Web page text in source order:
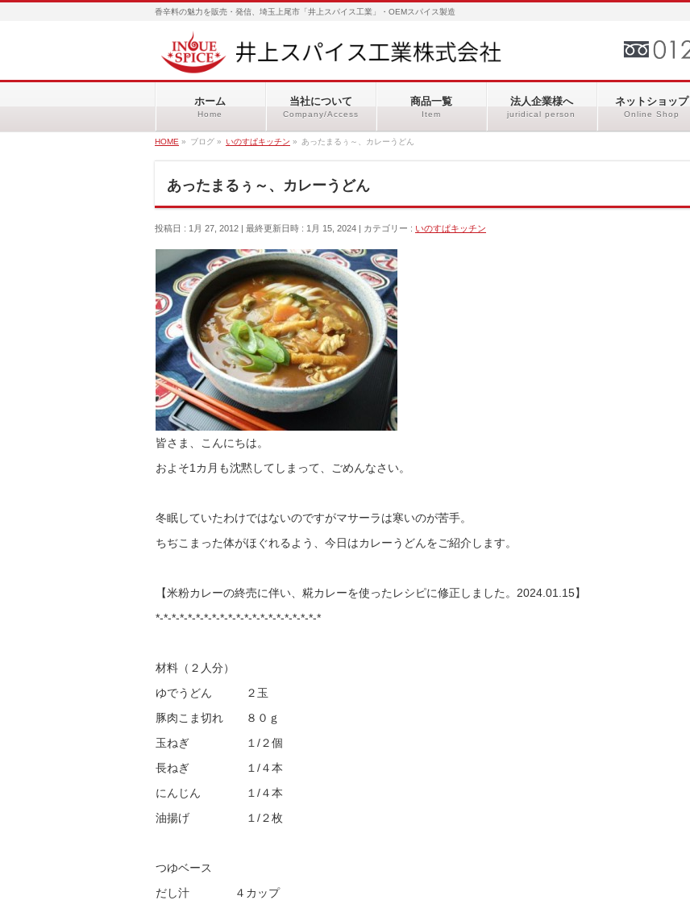
香辛料の魅力を販売・発信、埼玉上尾市「井上スパイス工業」・OEMスパイス製造
ホーム
Home
当社について
Company/Access
商品一覧
Item
法人企業様へ
juridical person
ネットショップ
Online Shop
HOME » ブログ » いのすぱキッチン » あったまるぅ～、カレーうどん
あったまるぅ～、カレーうどん
投稿日 : 1月 27, 2012 最終更新日時 : 1月 15, 2024 カテゴリー : いのすぱキッチン
皆さま、こんにちは。
およそ1カ月も沈黙してしまって、ごめんなさい。
冬眠していたわけではないのですがマサーラは寒いのが苦手。
ちぢこまった体がほぐれるよう、今日はカレーうどんをご紹介します。
【米粉カレーの終売に伴い、糀カレーを使ったレシピに修正しました。2024.01.15】
*-*-*-*-*-*-*-*-*-*-*-*-*-*-*-*-*-*-*-*-*
材料（２人分）
ゆでうどん ２玉
豚肉こま切れ ８０ｇ
玉ねぎ １/２個
長ねぎ １/４本
にんじん １/４本
油揚げ １/２枚
つゆベース
だし汁 ４カップ